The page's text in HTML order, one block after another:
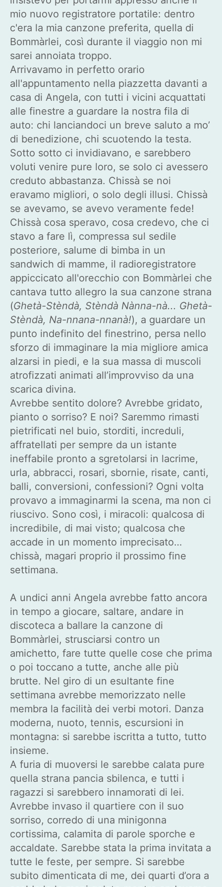
mio nuovo registratore portatile: dentro
c'era la mia canzone preferita, quella di
Bommàrlei, così durante il viaggio non mi
sarei annoiata troppo.
Arrivavamo in perfetto orario
all'appuntamento nella piazzetta davanti a
casa di Angela, con tutti i vicini acquattati
alle finestre a guardare la nostra fila di
auto: chi lanciandoci un breve saluto a mo’
di benedizione, chi scuotendo la testa.
Sotto sotto ci invidiavano, e sarebbero
voluti venire pure loro, se solo ci avessero
creduto abbastanza. Chissà se noi
eravamo migliori, o solo degli illusi. Chissà
se avevamo, se avevo veramente fede!
Chissà cosa speravo, cosa credevo, che ci
stavo a fare lì, compressa sul sedile
posteriore, salume di bimba in un
sandwich di mamme, il radioregistratore
appiccicato all'orecchio con Bommàrlei che
cantava tutto allegro la sua canzone strana
(Ghetà-Stèndà, Stèndà Nànna-nà... Ghetà-
Stèndà, Na-nnana-nnanà!), a guardare un
punto indefinito del finestrino, persa nello
sforzo di immaginare la mia migliore amica
alzarsi in piedi, e la sua massa di muscoli
atrofizzati animati all’improvviso da una
scarica divina.
Avrebbe sentito dolore? Avrebbe gridato,
pianto o sorriso? E noi? Saremmo rimasti
pietrificati nel buio, storditi, increduli,
affratellati per sempre da un istante
ineffabile pronto a sgretolarsi in lacrime,
urla, abbracci, rosari, sbornie, risate, canti,
balli, conversioni, confessioni? Ogni volta
provavo a immaginarmi la scena, ma non ci
riuscivo. Sono così, i miracoli: qualcosa di
incredibile, di mai visto; qualcosa che
accade in un momento imprecisato…
chissà, magari proprio il prossimo fine
settimana.
A undici anni Angela avrebbe fatto ancora
in tempo a giocare, saltare, andare in
discoteca a ballare la canzone di
Bommàrlei, strusciarsi contro un
amichetto, fare tutte quelle cose che prima
o poi toccano a tutte, anche alle più
brutte. Nel giro di un esultante fine
settimana avrebbe memorizzato nelle
membra la facilità dei verbi motori. Danza
moderna, nuoto, tennis, escursioni in
montagna: si sarebbe iscritta a tutto, tutto
insieme.
A furia di muoversi le sarebbe calata pure
quella strana pancia sbilenca, e tutti i
ragazzi si sarebbero innamorati di lei.
Avrebbe invaso il quartiere con il suo
sorriso, corredo di una minigonna
cortissima, calamita di parole sporche e
accaldate. Sarebbe stata la prima invitata a
tutte le feste, per sempre. Si sarebbe
subito dimenticata di me, dei quarti d’ora a